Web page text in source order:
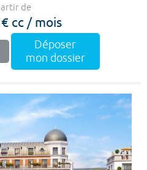
de
cc / mois
Déposer
mon dossier